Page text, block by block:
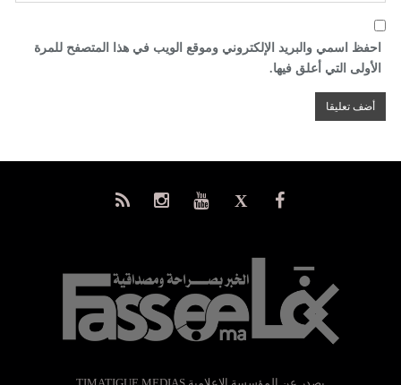
احفظ اسمي والبريد الإلكتروني وموقع الويب في هذا المتصفح للمرة
الأولى التي أعلق فيها.